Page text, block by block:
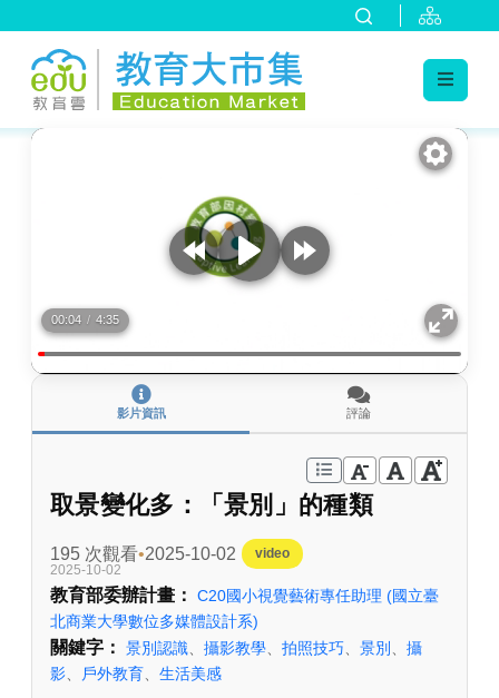
:::
00:04 / 4:35
影片資訊 評論
取景變化多：「景別」的種類
195 次觀看 2025-10-02
video
2025-10-02
教育部委辦計畫： C20國小視覺藝術專任助理 (國立臺
北商業大學數位多媒體設計系)
關鍵字： 景別認識 攝影教學 拍照技巧 景別
攝
影
戶外教育 生活美感